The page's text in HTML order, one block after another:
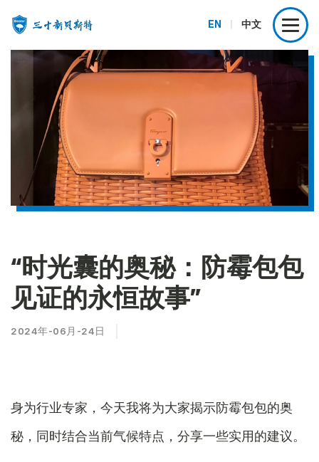
EN 中文
“时光囊的奥秘：防霉包包
见证的永恒故事”
2024年-06月-24日
身为行业专家，今天我将为大家揭示防霉包包的奥
秘，同时结合当前气候特点，分享一些实用的建议。